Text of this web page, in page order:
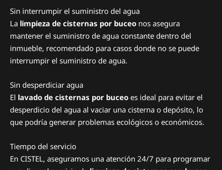
Sin interrumpir el suministro del agua
La limpieza de cisternas por buceo nos asegura
mantener el suministro de agua constante dentro del
inmueble, recomendado para casos donde no se puede
interrumpir el suministro de agua.
Sin desperdiciar agua
El lavado de cisternas por buceo es ideal para evitar el
desperdicio del agua al vaciar una cisterna o depósito, lo
que podría generar problemas ecológicos o económicos.
Tiempo del servicio
En CISTEL, aseguramos una atención 24/7 para programar